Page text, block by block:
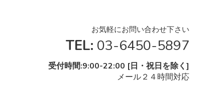
お気軽にお問い合わせ下さい
TEL: 03-6450-5897
受付時間:9:00-22:00 [日・祝日を除く]
メール２４時間対応